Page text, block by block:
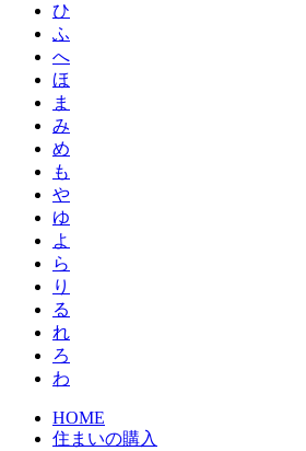
ひ
ふ
へ
ほ
ま
み
め
も
や
ゆ
よ
ら
り
る
れ
ろ
わ
HOME
住まいの購入